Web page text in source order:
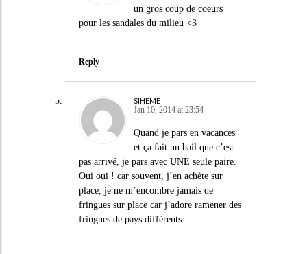
un gros coup de coeurs
pour les sandales du milieu <3
Reply
SIHEME
Jan 10, 2014 at 23:54
Quand je pars en vacances
et ça fait un bail que c’est
pas arrivé, je pars avec UNE seule paire.
Oui oui ! car souvent, j’en achète sur
place, je ne m’encombre jamais de
fringues sur place car j’adore ramener des
fringues de pays différents.